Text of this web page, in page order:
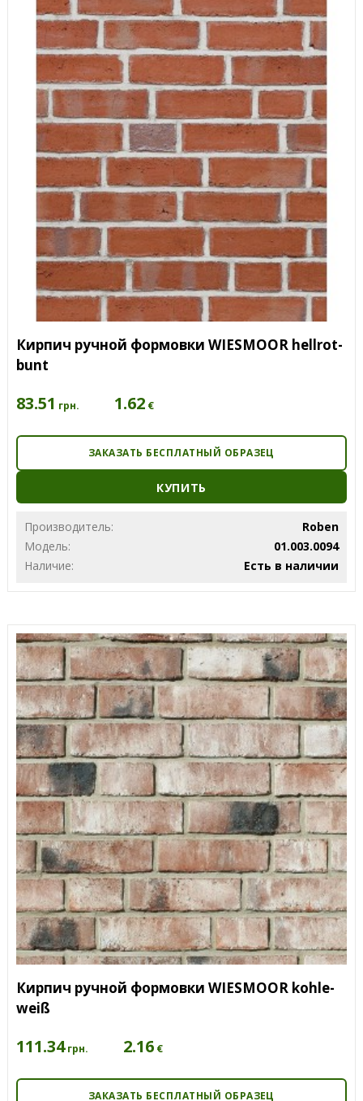
Кирпич ручной формовки WIESMOOR hellrot-
bunt
83.51 грн. 1.62 €
ЗАКАЗАТЬ БЕСПЛАТНЫЙ ОБРАЗЕЦ
КУПИТЬ
Производитель:
Roben
Модель:
01.003.0094
Наличие:
Есть в наличии
Кирпич ручной формовки WIESMOOR kohle-
weiß
111.34 грн. 2.16 €
ЗАКАЗАТЬ БЕСПЛАТНЫЙ ОБРАЗЕЦ